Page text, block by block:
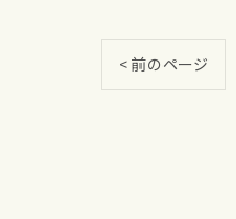
< 前のページ